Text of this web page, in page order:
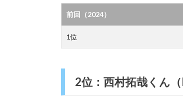
前回（2024）
1位
2位：西村拓哉くん（